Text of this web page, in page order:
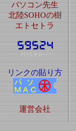
パソコン先生
北陸SOHOの樹
エトセトラ
H16.9.6～
リンクの貼り方
運営会社